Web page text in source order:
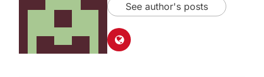
See author's posts